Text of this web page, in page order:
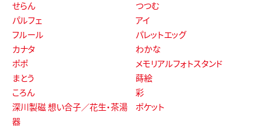
せらん
つつむ
パルフェ
アイ
フルール
パレットエッグ
カナタ
わかな
ポポ
メモリアルフォトスタンド
まとう
蒔絵
ころん
彩
深川製磁 想い合子／花生・茶湯
器
ポケット